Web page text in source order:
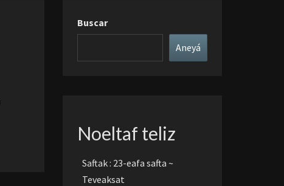
Buscar
Aneyá
Noeltaf teliz
Saftak : 23-eafa safta ~
Teveaksat